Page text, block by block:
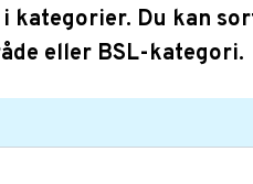
kategorier. Du kan
eller BSL-kategori.